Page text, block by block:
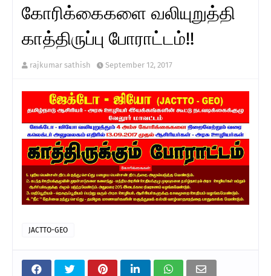
கோரிக்கைகளை வலியுறுத்தி
காத்திருப்பு போராட்டம்!!
rajkumar sathish September 12, 2017
JACTTO-GEO